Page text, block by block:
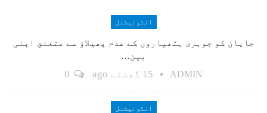
انٹرنیشنل
جاپان کو جوہری ہتھیاروں کے عدم پھیلاؤ سے متعلق اپنی
بین…
ADMIN 15 گھنٹے ago
انٹرنیشنل